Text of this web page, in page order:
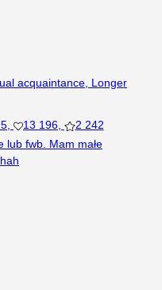
acquaintance, Longer
, 13 196,
2 242
lub fwb. Mam małe